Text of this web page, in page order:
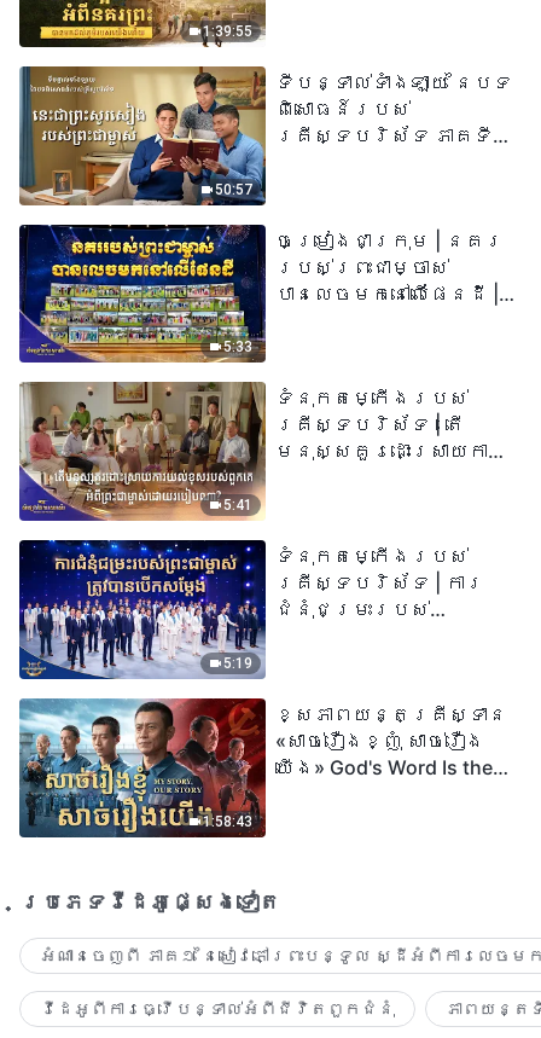
1:39:55
50:57
ទីបន្ទាល់ទាំងឡាយ នៃបទ
ពិសោធន៍របស់
គ្រីស្ទបរិស័ទ ភាគទី
5:33
ចម្រៀងជាក្រុម | នគរ
របស់ព្រះជាម្ចាស់
បានលេចមកនៅលើផែនដី |
5:41
ទំនុកតម្កើង​របស់​
គ្រីស្ទបរិស័ទ​ | តើ
មនុស្សគួរដោះស្រាយការ
២០២៦
5:19
ទំនុកតម្កើង​របស់​
គ្រីស្ទបរិស័ទ | ការ
ជំនុំជម្រះរបស់
1:58:43
ខ្សែភាពយន្តគ្រីស្ទាន
«សាច់រឿងខ្ញុំ សាច់រឿង
យើង» God's Word Is the
ប្រភេទ​វីដេអូ​ផ្សេង​ទៀត​
អំណានចេញពី ភាគ១ នៃសៀវភៅព្រះបន្ទូល ស្ដីអំពីការលេច
វីដេអូពីការធ្វើបន្ទាល់អំពីជីវិតពួកជំនុំ ភាពយន្